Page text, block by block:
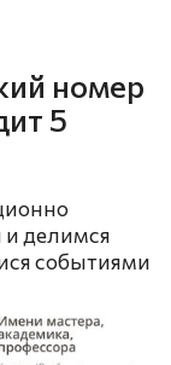
номер
5
делимся
событиями